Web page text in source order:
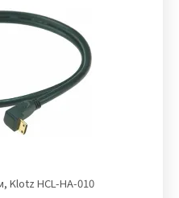
Klotz HCL-HA-010